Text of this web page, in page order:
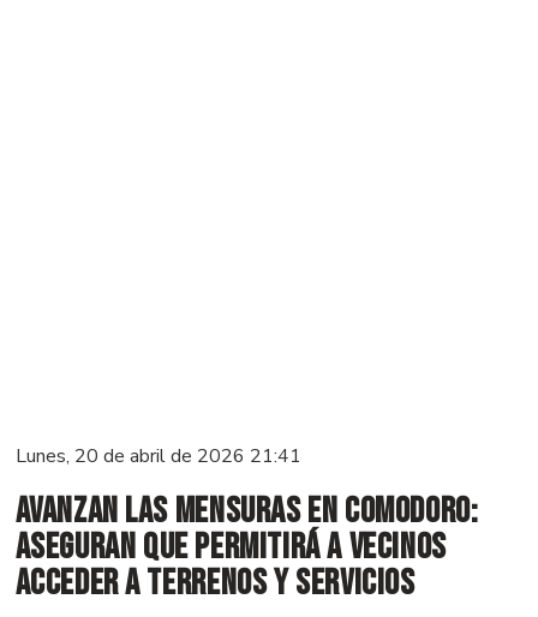
Lunes, 20 de abril de 2026 21:41
Avanzan las mensuras en Comodoro:
aseguran que permitirá a vecinos
acceder a terrenos y servicios